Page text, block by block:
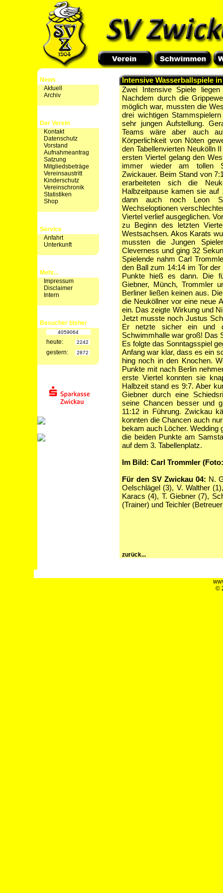
News
Aktuell
Archiv
Der Verein
Kontakt
Datenschutz
Vorstand
Aufnahmeantrag
Satzung
Mitgliedsbeträge
Vereinsaustritt
Kinderschutz
Vereinschronik
Statistiken
Shop
Service
Anfahrt
Unterkunft
Mehr...
Impressum
Disclaimer
Intern
Besucher bisher
4059064
heute: 2242
gestern: 2872
Intensive Wasserballspiele
Zwei Intensive Spiele
Nachdem durch die
möglich war, mussten die
drei wichtigen
sehr jungen Aufstellung.
Teams wäre aber auch
Körperlichkeit von Nöten
den Tabellenvierten Neukölln
ersten Viertel gelang den
immer wieder am tollen
Zwickauer. Beim Stand von
erarbeiteten sich die
Halbzeitpause kamen sie
dann auch noch Leon
Wechseloptionen
Viertel verlief ausgeglichen.
zu Beginn des letzten
Westsachsen. Akos Karats
mussten die Jungen
Cleverness und ging 32
Spielende nahm Carl
den Ball zum 14:14 im Tor
Punkte hieß es dann. Die
Giebner, Münch, Trommler
Berliner ließen keinen aus.
die Neuköllner vor eine neue
ein. Das zeigte Wirkung und
Jetzt musste noch Justus
Er netzte sicher ein und
Schwimmhalle war groß! Das
Es folgte das Sonntagsspiel
Anfang war klar, dass es ein
hing noch in den Knochen.
Punkte mit nach Berlin
erste Viertel konnten sie
Halbzeit stand es 9:7. Aber
Giebner durch eine
seine Chancen besser und
11:12 in Führung. Zwickau
konnten die Chancen auch
bekam auch Löcher. Wedding
die beiden Punkte am
auf dem 3. Tabellenplatz.
Im Bild: Carl Trommler
Für den SV Zwickau 04: N.
Oelschlägel (3), V. Walther
Karacs (4), T. Giebner (7),
(Trainer) und Teichler
zurück...
©